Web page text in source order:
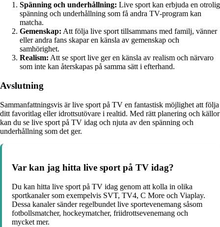
Spänning och underhållning: Live sport kan erbjuda en otrolig
spänning och underhållning som få andra TV-program kan
matcha.
Gemenskap: Att följa live sport tillsammans med familj, vänner
eller andra fans skapar en känsla av gemenskap och
samhörighet.
Realism: Att se sport live ger en känsla av realism och närvaro
som inte kan återskapas på samma sätt i efterhand.
Avslutning
Sammanfattningsvis är live sport på TV en fantastisk möjlighet att följa
ditt favoritlag eller idrottsutövare i realtid. Med rätt planering och källor
kan du se live sport på TV idag och njuta av den spänning och
underhållning som det ger.
Var kan jag hitta live sport på TV idag?
Du kan hitta live sport på TV idag genom att kolla in olika
sportkanaler som exempelvis SVT, TV4, C More och Viaplay.
Dessa kanaler sänder regelbundet live sportevenemang såsom
fotbollsmatcher, hockeymatcher, friidrottsevenemang och
mycket mer.